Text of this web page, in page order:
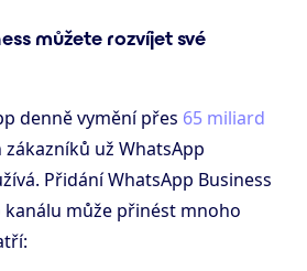
můžete rozvíjet své
denně vymění přes 65 miliard
už WhatsApp
Přidání WhatsApp Business
může přinést mnoho